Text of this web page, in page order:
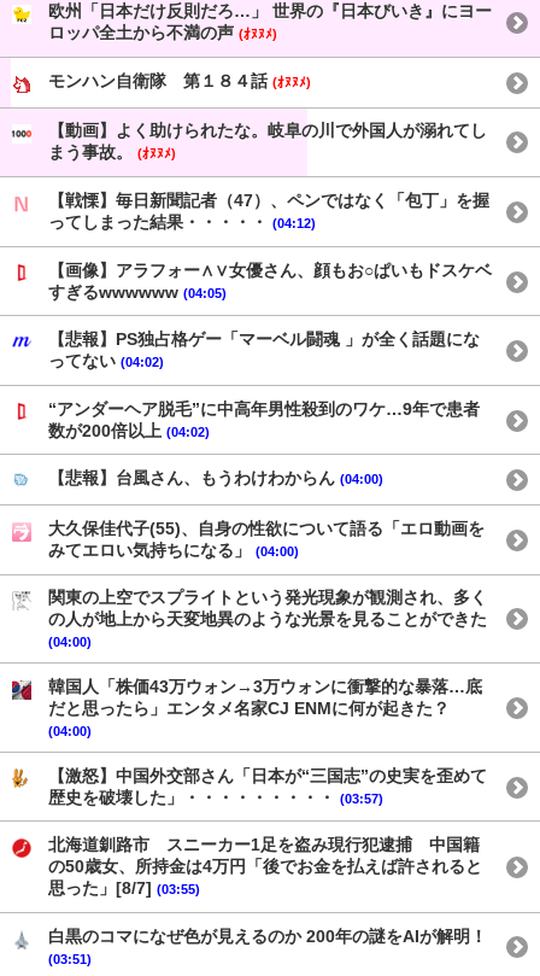
欧州「日本だけ反則だろ…」 世界の『日本びいき』にヨー
ロッパ全土から不満の声 (ｵﾇﾇﾒ)
モンハン自衛隊 第１８４話 (ｵﾇﾇﾒ)
【動画】よく助けられたな。岐阜の川で外国人が溺れてし
まう事故。
(ｵﾇﾇﾒ)
【戦慄】毎日新聞記者（47）、ペンではなく「包丁」を握
ってしまった結果・・・・・
(04:12)
【画像】アラフォー∧∨女優さん、顔もお○ぱいもドスケベ
すぎるwwwwww (04:05)
【悲報】PS独占格ゲー「マーベル闘魂 」が全く話題にな
ってない (04:02)
“アンダーヘア脱毛”に中高年男性殺到のワケ…9年で患者
数が200倍以上 (04:02)
【悲報】台風さん、もうわけわからん (04:00)
大久保佳代子(55)、自身の性欲について語る「エロ動画を
みてエロい気持ちになる」
(04:00)
関東の上空でスプライトという発光現象が観測され、多く
の人が地上から天変地異のような光景を見ることができた
(04:00)
韓国人「株価43万ウォン→3万ウォンに衝撃的な暴落…底
だと思ったら」エンタメ名家CJ ENMに何が起きた？
(04:00)
【激怒】中国外交部さん「日本が“三国志”の史実を歪めて
歴史を破壊した」・・・・・・・・・
(03:57)
北海道釧路市 スニーカー1足を盗み現行犯逮捕 中国籍
の50歳女、所持金は4万円「後でお金を払えば許されると
思った」[8/7] (03:55)
白黒のコマになぜ色が見えるのか 200年の謎をAIが解明！
(03:51)